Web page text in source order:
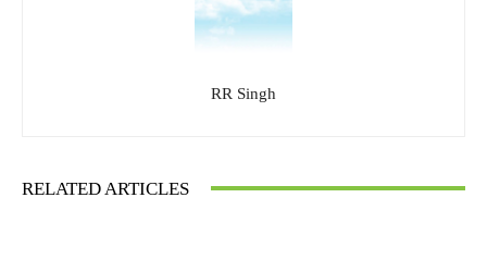
RR Singh
RELATED ARTICLES